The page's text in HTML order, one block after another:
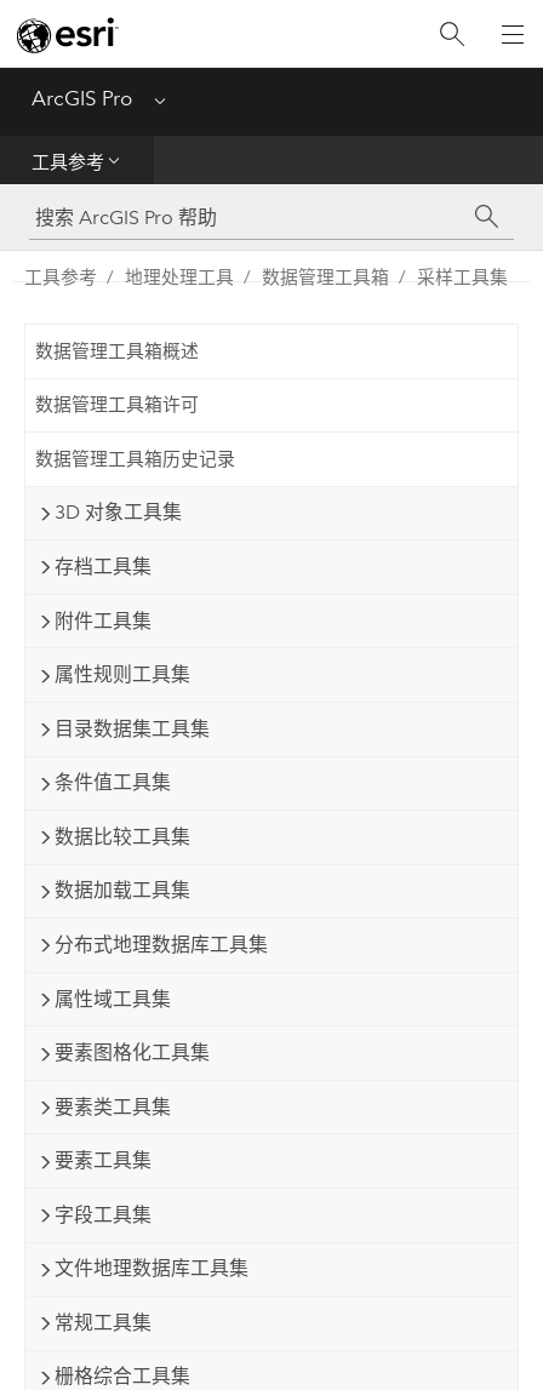
ArcGIS Pro Menu
工具参考
工具参考
Python
工具参考 地理处理工具 数据管理工具箱 采样工具集
数据管理工具箱概述
数据管理工具箱许可
数据管理工具箱历史记录
3D 对象工具集
存档工具集
附件工具集
属性规则工具集
目录数据集工具集
条件值工具集
数据比较工具集
数据加载工具集
分布式地理数据库工具集
属性域工具集
要素图格化工具集
要素类工具集
要素工具集
字段工具集
文件地理数据库工具集
常规工具集
栅格综合工具集